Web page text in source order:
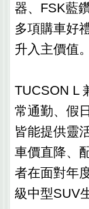
器、FSK藍
多項購車好
升入主價值。
TUCSON L
常通勤、假
皆能提供靈
車價直降、
者在面對年
級中型SUV